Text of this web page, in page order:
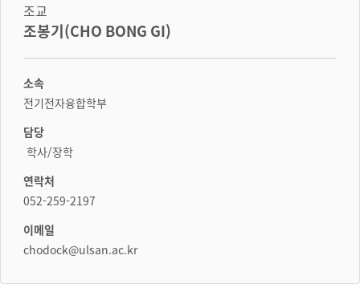
조교
조봉기(CHO BONG GI)
소속
전기전자융합학부
담당
학사/장학
연락처
052-259-2197
이메일
chodock@ulsan.ac.kr